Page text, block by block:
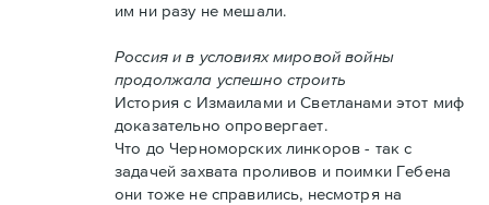
им ни разу не мешали.
Россия и в условиях мировой войны
продолжала успешно строить
История с Измаилами и Светланами этот миф
доказательно опровергает.
Что до Черноморских линкоров - так с
задачей захвата проливов и поимки Гебена
они тоже не справились, несмотря на